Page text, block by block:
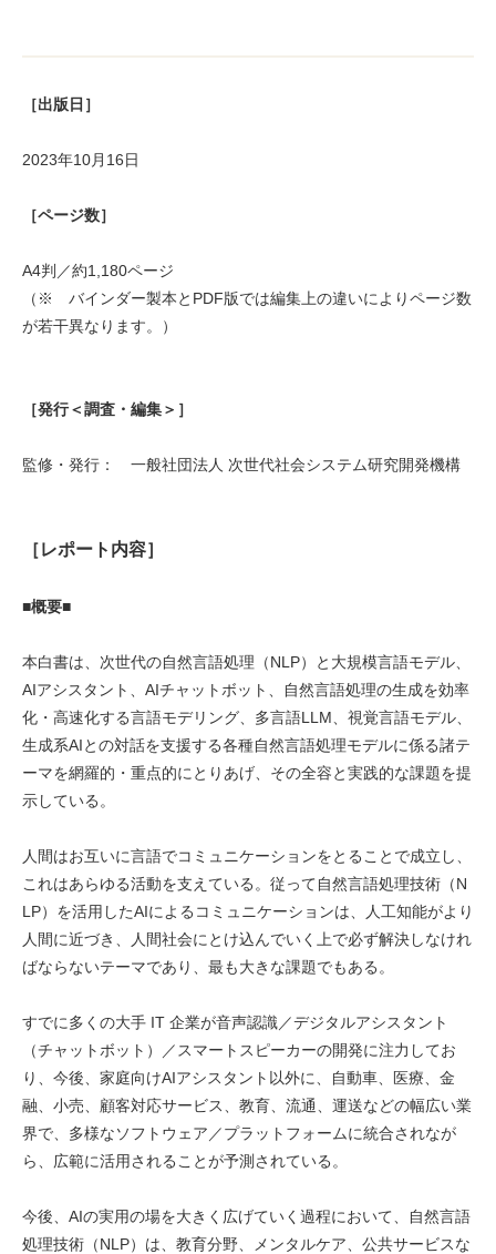
［出版日］
2023年10月16日
［ページ数］
A4判／約1,180ページ
（※ バインダー製本とPDF版では編集上の違いによりページ数
が若干異なります。）
［発行＜調査・編集＞］
監修・発行： 一般社団法人 次世代社会システム研究開発機構
［レポート内容］
■概要■
本白書は、次世代の自然言語処理（NLP）と大規模言語モデル、
AIアシスタント、AIチャットボット、自然言語処理の生成を効率
化・高速化する言語モデリング、多言語LLM、視覚言語モデル、
生成系AIとの対話を支援する各種自然言語処理モデルに係る諸テ
ーマを網羅的・重点的にとりあげ、その全容と実践的な課題を提
示している。
人間はお互いに言語でコミュニケーションをとることで成立し、
これはあらゆる活動を支えている。従って自然言語処理技術（N
LP）を活用したAIによるコミュニケーションは、人工知能がより
人間に近づき、人間社会にとけ込んでいく上で必ず解決しなけれ
ばならないテーマであり、最も大きな課題でもある。
すでに多くの大手 IT 企業が音声認識／デジタルアシスタント
（チャットボット）／スマートスピーカーの開発に注力してお
り、今後、家庭向けAIアシスタント以外に、自動車、医療、金
融、小売、顧客対応サービス、教育、流通、運送などの幅広い業
界で、多様なソフトウェア／プラットフォームに統合されなが
ら、広範に活用されることが予測されている。
今後、AIの実用の場を大きく広げていく過程において、自然言語
処理技術（NLP）は、教育分野、メンタルケア、公共サービスな